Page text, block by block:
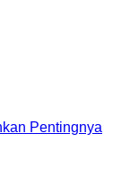
Pentingnya